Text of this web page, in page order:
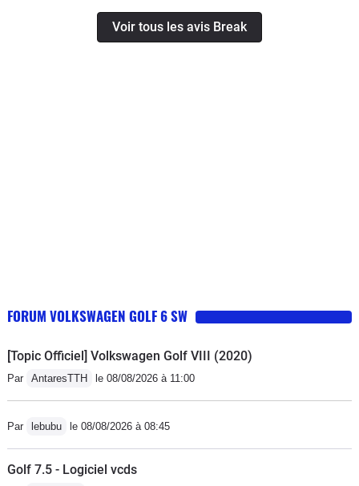
Voir tous les avis Break
FORUM VOLKSWAGEN GOLF 6 SW
[Topic Officiel] Volkswagen Golf VIII (2020)
Par AntaresTTH le 08/08/2026 à 11:00
Par lebubu le 08/08/2026 à 08:45
Golf 7.5 - Logiciel vcds